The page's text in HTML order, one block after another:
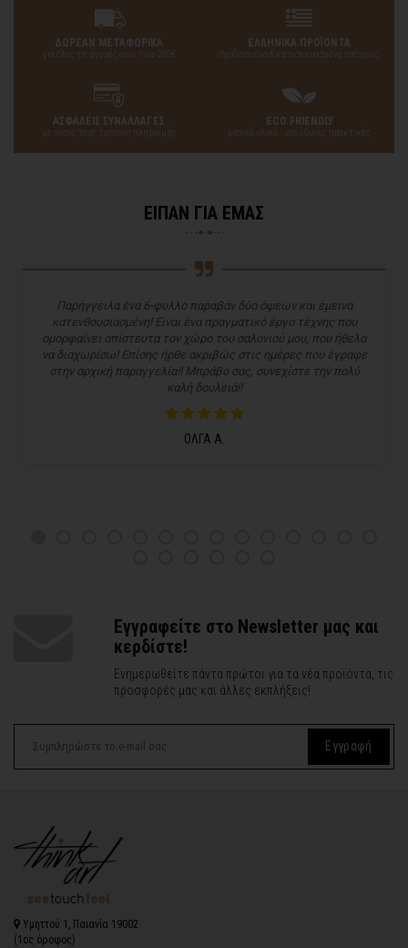
ΔΩΡΕΑΝ ΜΕΤΑΦΟΡΙΚΑ
για όλες τις αγορές άνω των 200€
ΕΛΛΗΝΙΚΑ ΠΡΟΪΟΝΤΑ
σχεδιασμένα & κατασκευασμένα από εμάς
ΑΣΦΑΛΕΙΣ ΣΥΝΑΛΛΑΓΕΣ
με όλους τους τρόπους πληρωμής
ECO FRIENDLY
φυσικά υλικά - υπεύθυνες πρακτικές
ΕΙΠΑΝ ΓΙΑ ΕΜΑΣ
Παρήγγειλα ένα 6-φυλλο παραβάν δύο όψεων και έμεινα
κατενθουσιασμένη! Είναι ένα πραγματικό έργο τέχνης που
ομορφαίνει απίστευτα τον χώρο του σαλονιού μου, που ήθελα
να διαχωρίσω! Επίσης ήρθε ακριβώς στις ημέρες που έγραφε
στην αρχική παραγγελία!! Μπράβο σας, συνεχίστε την πολύ
καλή δουλειά!!
ΟΛΓΑ Α.
Εγγραφείτε στο Newsletter μας και
κερδίστε!
Ενημερωθείτε πάντα πρώτοι για τα νέα προϊόντα, τις
προσφορές μας και άλλες εκπλήξεις!
Εγγραφή
Υμηττού 1, Παιανία 19002
(1ος όροφος)